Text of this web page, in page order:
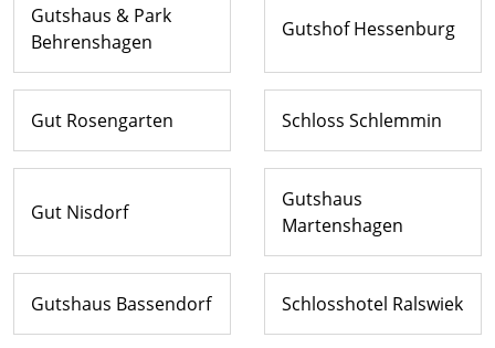
Gutshaus & Park
Behrenshagen
Gutshof Hessenburg
Gut Rosengarten Schloss Schlemmin
Gut Nisdorf
Gutshaus
Martenshagen
Gutshaus Bassendorf Schlosshotel Ralswiek